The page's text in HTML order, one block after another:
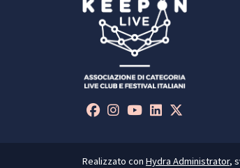
Realizzato con Hydra Administrator,